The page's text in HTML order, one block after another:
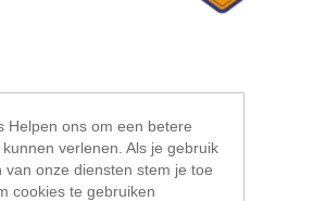
binnenhoekprofiel wit
Helpen ons om een betere
verlenen. Als je gebruik
van onze diensten stem je toe
cookies te gebruiken